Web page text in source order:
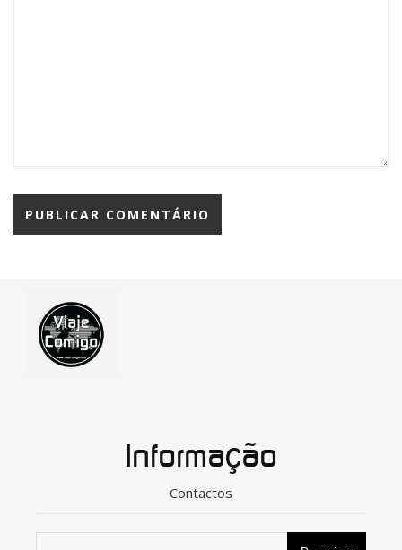
Informação
Contactos